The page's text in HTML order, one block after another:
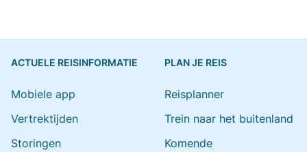
ACTUELE REISINFORMATIE
Mobiele app
Vertrektijden
Storingen
PLAN JE REIS
Reisplanner
Trein naar het buitenland
Komende